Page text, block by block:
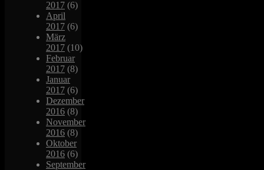
2017 (6)
April
2017 (6)
März
2017 (10)
Februar
2017 (8)
Januar
2017 (6)
Dezember
2016 (8)
November
2016 (8)
Oktober
2016 (6)
September